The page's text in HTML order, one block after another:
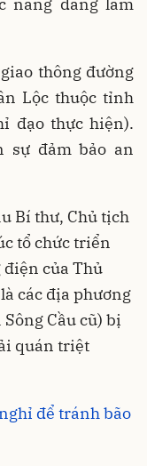
thông đường
Lộc thuộc tỉnh
đạo thực hiện).
sự đảm bảo an
Bí thư, Chủ tịch
tổ chức triển
điện của Thủ
các địa phương
Cầu cũ) bị
quán triệt
để tránh bão